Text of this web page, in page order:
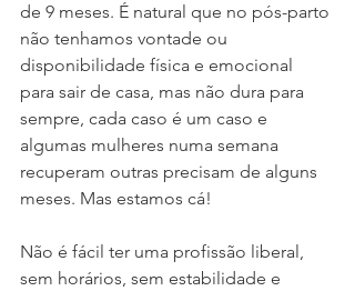
de 9 meses. É natural que no pós-parto
não tenhamos vontade ou
disponibilidade física e emocional
para sair de casa, mas não dura para
sempre, cada caso é um caso e
algumas mulheres numa semana
recuperam outras precisam de alguns
meses. Mas estamos cá!
Não é fácil ter uma profissão liberal,
sem horários, sem estabilidade e